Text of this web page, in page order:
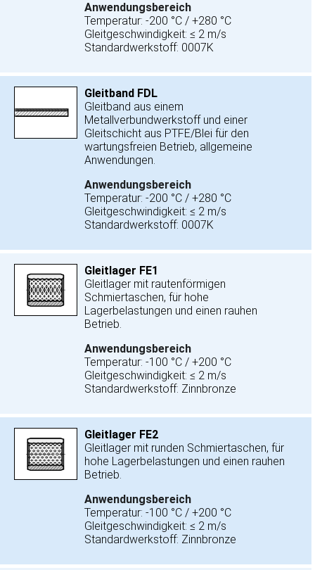
Anwendungsbereich
Temperatur: -200 °C / +280 °C
Gleitgeschwindigkeit: ≤ 2 m/s
Standardwerkstoff: 0007K
Gleitband FDL
Gleitband aus einem
Metallverbundwerkstoff und einer
Gleitschicht aus PTFE/Blei für den
wartungsfreien Betrieb, allgemeine
Anwendungen.
Anwendungsbereich
Temperatur: -200 °C / +280 °C
Gleitgeschwindigkeit: ≤ 2 m/s
Standardwerkstoff: 0007K
Gleitlager FE1
Gleitlager mit rautenförmigen
Schmiertaschen, für hohe
Lagerbelastungen und einen rauhen
Betrieb.
Anwendungsbereich
Temperatur: -100 °C / +200 °C
Gleitgeschwindigkeit: ≤ 2 m/s
Standardwerkstoff: Zinnbronze
Gleitlager FE2
Gleitlager mit runden Schmiertaschen, für
hohe Lagerbelastungen und einen rauhen
Betrieb.
Anwendungsbereich
Temperatur: -100 °C / +200 °C
Gleitgeschwindigkeit: ≤ 2 m/s
Standardwerkstoff: Zinnbronze